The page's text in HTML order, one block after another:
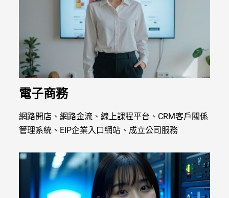
電子商務
網路開店、網路金流、線上課程平台、CRM客戶關係
管理系統、EIP企業入口網站、成立公司服務